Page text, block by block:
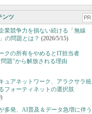
ンツ PR
業競争力を損ない続ける「無線
の問題とは？ (2026/5/15)
クの所有をやめるとIT担当者
題”から解放される理由
ュアネットワーク、アラクサラ統
フォーティネットの選択肢
多発、AI普及＆データ急増に伴う